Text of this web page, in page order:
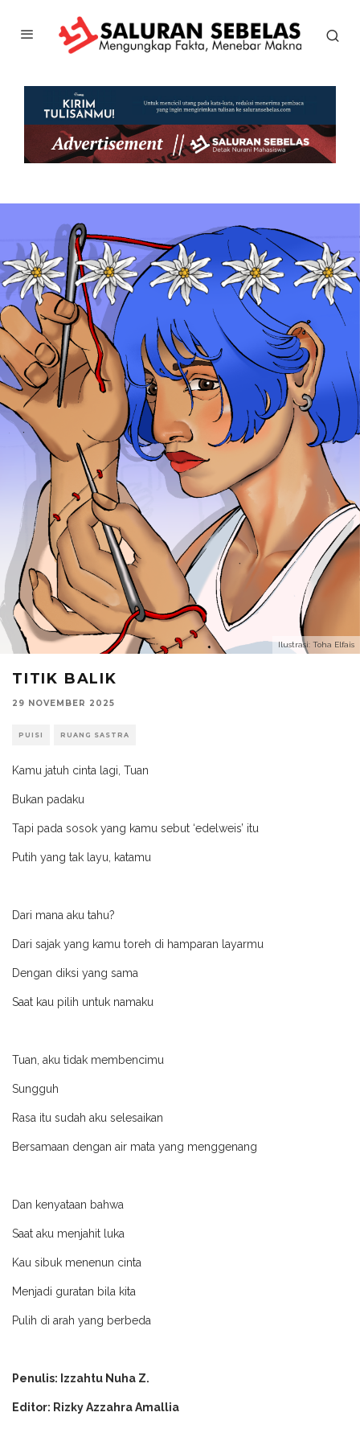
Ilustrasi: Toha Elfais
TITIK BALIK
29 NOVEMBER 2025
PUISI RUANG SASTRA
Kamu jatuh cinta lagi, Tuan
Bukan padaku
Tapi pada sosok yang kamu sebut ‘edelweis’ itu
Putih yang tak layu, katamu
Dari mana aku tahu?
Dari sajak yang kamu toreh di hamparan layarmu
Dengan diksi yang sama
Saat kau pilih untuk namaku
Tuan, aku tidak membencimu
Sungguh
Rasa itu sudah aku selesaikan
Bersamaan dengan air mata yang menggenang
Dan kenyataan bahwa
Saat aku menjahit luka
Kau sibuk menenun cinta
Menjadi guratan bila kita
Pulih di arah yang berbeda
Penulis: Izzahtu Nuha Z.
Editor: Rizky Azzahra Amallia